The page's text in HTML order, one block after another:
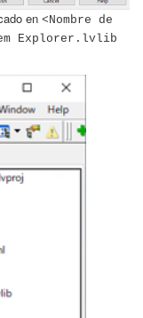
en <Nombre de
Explorer.lvlib